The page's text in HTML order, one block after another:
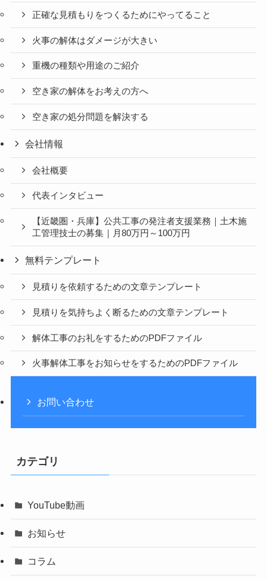
正確な見積もりをつくるためにやってること
火事の解体はダメージが大きい
重機の種類や用途のご紹介
空き家の解体をお考えの方へ
空き家の処分問題を解決する
会社情報
会社概要
代表インタビュー
【近畿圏・兵庫】公共工事の発注者支援業務｜土木施
工管理技士の募集｜月80万円～100万円
無料テンプレート
見積りを依頼するための文章テンプレート
見積りを気持ちよく断るための文章テンプレート
解体工事のお礼をするためのPDFファイル
火事解体工事をお知らせをするためのPDFファイル
お問い合わせ
カテゴリ
YouTube動画
お知らせ
コラム